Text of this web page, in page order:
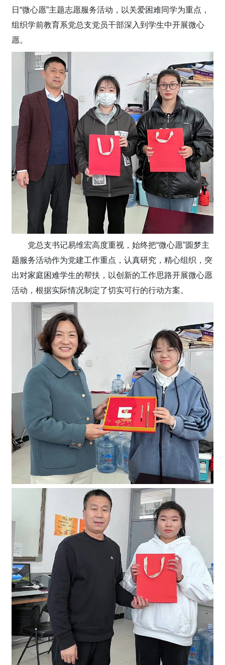
日“微心愿”主题志愿服务活动，以关爱困难同学为重点，
组织学前教育系党总支党员干部深入到学生中开展微心
愿。
党总支书记易维宏高度重视，始终把“微心愿”圆梦主
题服务活动作为党建工作重点，认真研究，精心组织，突
出对家庭困难学生的帮扶，以创新的工作思路开展微心愿
活动，根据实际情况制定了切实可行的行动方案。